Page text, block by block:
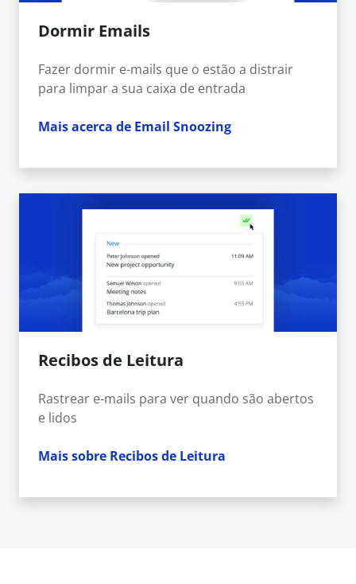
Dormir Emails
Fazer dormir e-mails que o estão a distrair
para limpar a sua caixa de entrada
Mais acerca de Email Snoozing
Recibos de Leitura
Rastrear e-mails para ver quando são abertos
e lidos
Mais sobre Recibos de Leitura